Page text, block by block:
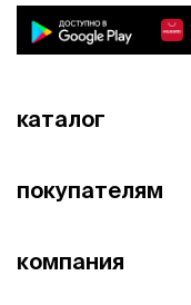
каталог
покупателям
компания